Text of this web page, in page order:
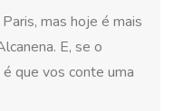
mas hoje é mais
E, se o
que vos conte uma